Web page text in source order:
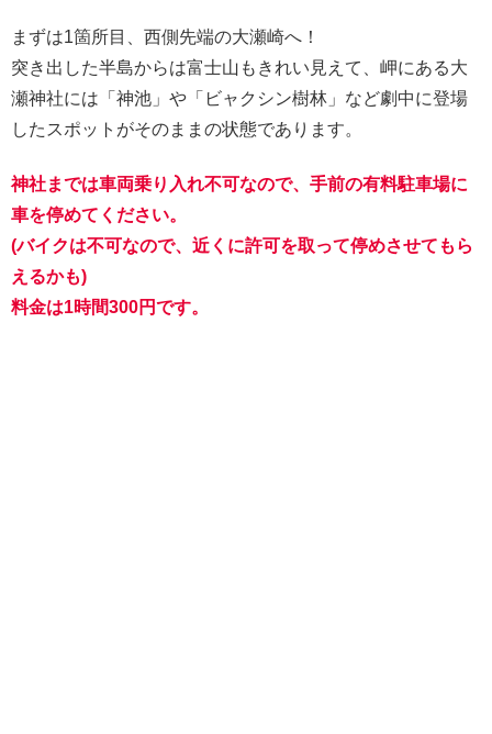
まずは1箇所目、西側先端の大瀬崎へ！
突き出した半島からは富士山もきれい見えて、岬にある大
瀬神社には「神池」や「ビャクシン樹林」など劇中に登場
したスポットがそのままの状態であります。
神社までは車両乗り入れ不可なので、手前の有料駐車場に
車を停めてください。
(バイクは不可なので、 近くに許可を取って停めさせて もら
えるかも)
料金は1時間300円です。